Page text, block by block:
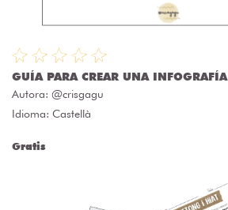
GUÍA PARA CREAR UNA INFOGRAFÍA
Autora: @crisgagu
Idioma: Castellà
Gratis